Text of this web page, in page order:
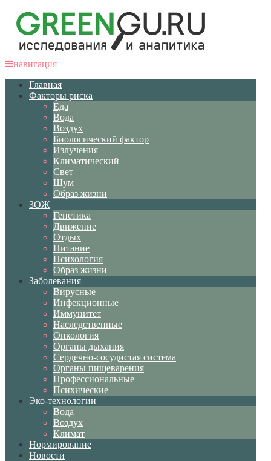
навигация
Главная
Факторы риска
Еда
Вода
Воздух
Биологический фактор
Излучения
Климатический
Свет
Шум
Образ жизни
ЗОЖ
Генетика
Движение
Отдых
Питание
Психология
Образ жизни
Заболевания
Вирусные
Инфекционные
Иммунитет
Наследственные
Онкология
Органы дыхания
Сердечно-сосудистая система
Органы пищеварения
Профессиональные
Психические
Эко-технологии
Вода
Воздух
Климат
Нормирование
Новости